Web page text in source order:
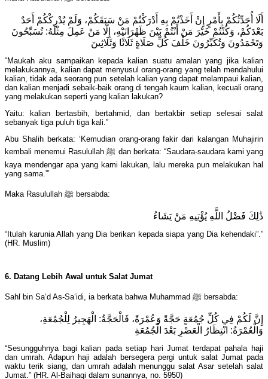
أَلَا أُحَدِّثُكُمْ بِأَمْرٍ إِنْ أَخَذْتُمْ بِهِ أَدْرَكْتُمْ مَنْ سَبَقَكُمْ، وَلَمْ يُدْرِكْكُمْ أَحَدٌ
بَعْدَكُمْ، وَكُنْتُمْ خَيْرَ مَنْ أَنْتُمْ بَيْنَ ظَهْرَانَيْهِ، إِلَّا مَنْ عَمِلَ مِثْلَهُ: تُسَبِّحُونَ
وَتَحْمَدُونَ وَتُكَبِّرُونَ خَلْفَ كُلِّ صَلَاةٍ ثَلَاثًا وَثَلَاثِينَ
“Maukah aku sampaikan kepada kalian suatu amalan yang jika kalian
melakukannya, kalian dapat menyusul orang-orang yang telah mendahului
kalian, tidak ada seorang pun setelah kalian yang dapat melampaui kalian,
dan kalian menjadi sebaik-baik orang di tengah kaum kalian, kecuali orang
yang melakukan seperti yang kalian lakukan?
Yaitu: kalian bertasbih, bertahmid, dan bertakbir setiap selesai salat
sebanyak tiga puluh tiga kali.”
Abu Shalih berkata: ‘Kemudian orang-orang fakir dari kalangan Muhajirin
kembali menemui Rasulullah ﷺ dan berkata: “Saudara-saudara kami yang
kaya mendengar apa yang kami lakukan, lalu mereka pun melakukan hal
yang sama.”’
Maka Rasulullah ﷺ bersabda:
ذَٰلِكَ فَضْلُ اللَّهِ يُؤْتِيهِ مَنْ يَشَاءُ
“Itulah karunia Allah yang Dia berikan kepada siapa yang Dia kehendaki”.”
(HR. Muslim)
6. Datang Lebih Awal untuk Salat Jumat
Sahl bin Sa‘d As-Sa‘idi, ia berkata bahwa Muhammad ﷺ bersabda:
إِنَّ لَكُمْ فِي كُلِّ جُمُعَةٍ حَجَّةً وَعُمْرَةً، فَالْحَجَّةُ: الْهَجِيرُ لِلْجُمُعَةِ،
وَالْعُمْرَةُ: انْتِظَارُ الْعَصْرِ بَعْدَ الْجُمُعَةِ
“Sesungguhnya bagi kalian pada setiap hari Jumat terdapat pahala haji
dan umrah. Adapun haji adalah bersegera pergi untuk salat Jumat pada
waktu terik siang, dan umrah adalah menunggu salat Asar setelah salat
Jumat.” (HR. Al-Baihaqi dalam sunannya, no. 5950)